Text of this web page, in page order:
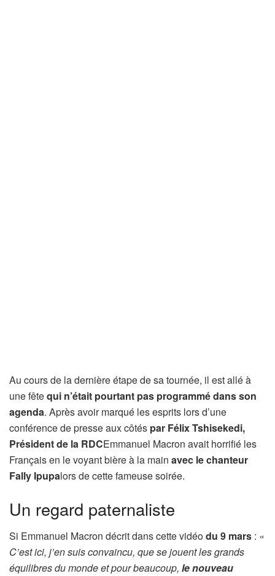
Au cours de la dernière étape de sa tournée, il est allé à
une fêtequi n’était pourtant pas programmé dans son
agenda. Après avoir marqué les esprits lors d’une
conférence de presse aux côtés par Félix Tshisekedi,
Président de la RDCEmmanuel Macron avait horrifié les
Français en le voyant bière à la main avec le chanteur
Fally Ipupalors de cette fameuse soirée.
Un regard paternaliste
Si Emmanuel Macron décrit dans cette vidéodu 9 mars : «
C’est ici, j’en suis convaincu, que se jouent les grands
équilibres du monde et pour beaucoup, le nouveau